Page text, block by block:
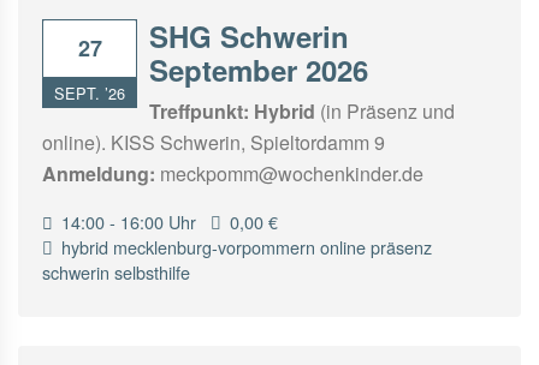
27
SEPT. ’26
SHG Schwerin
September 2026
Treffpunkt: Hybrid (in Präsenz und
online). KISS Schwerin, Spieltordamm 9
Anmeldung: meckpomm@wochenkinder.de
14:00 - 16:00 Uhr
0,00 €
hybrid mecklenburg-vorpommern onlinepräsenz
schwerin selbsthilfe